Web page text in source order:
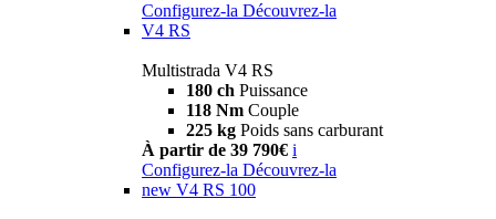
Configurez-la Découvrez-la
V4 RS
Multistrada V4 RS
180 ch Puissance
118 Nm Couple
225 kg Poids sans carburant
À partir de 39 790€ i
Configurez-la Découvrez-la
new V4 RS 100